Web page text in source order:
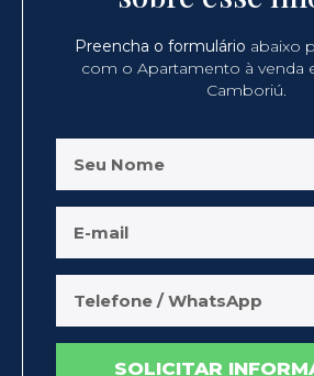
Preencha o formulário abaixo
com o Apartamento à venda
Camboriú.
SOLICITAR